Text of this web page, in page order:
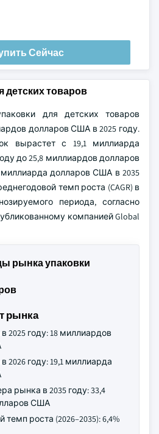
Сейчас
детских товаров
для детских товаров
долларов США в 2025 году.
вырастет с 19,1 миллиарда
до 25,8 миллиардов долларов
долларов США в 2035
темп роста (CAGR) в
периода, согласно
компанией Global
рынка упаковки
рынка
2025 году: 18 миллиардов
2026 году: 19,1 миллиарда
рынка в 2035 году: 33,4
США
роста (2026–2035): 6,4%